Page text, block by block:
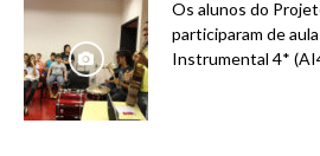
Os alunos do
participaram de
Instrumental 4*